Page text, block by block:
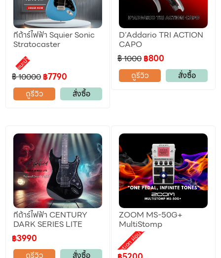
กีต้าร์ไฟฟ้า Squier Sonic
Stratocaster
แนะนำ
฿ 10000 ฿7790
ดูรีวิว
สั่งซื้อ
D’Addario TRI ACTION
CAPO
฿ 1000 ฿800
ดูรีวิว
สั่งซื้อ
กีต้าร์ไฟฟ้า CENTURY
DARK SERIES LITE
฿3990
ดูรีวิว
สั่งซื้อ
ZOOM MS-50G+
MultiStomp
Promotion ผ่อน 0%